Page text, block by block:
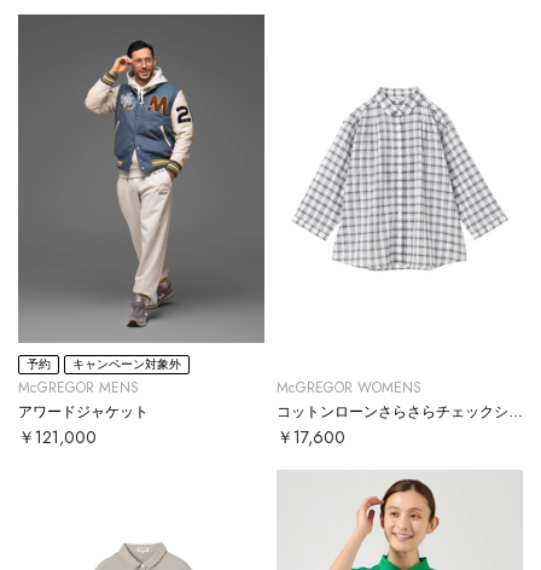
予約 キャンペーン対象外
McGREGOR MENS
アワードジャケット
￥121,000
McGREGOR WOMENS
￥17,600